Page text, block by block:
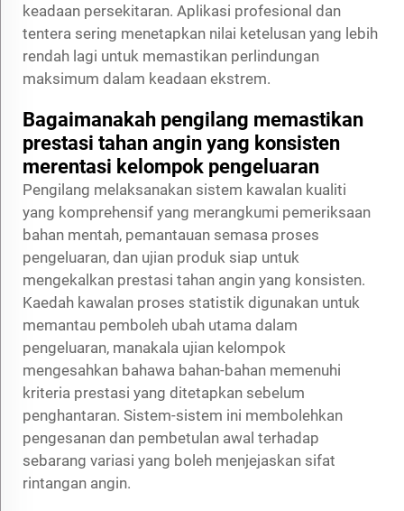
keadaan persekitaran. Aplikasi profesional dan
tentera sering menetapkan nilai ketelusan yang lebih
rendah lagi untuk memastikan perlindungan
maksimum dalam keadaan ekstrem.
Bagaimanakah pengilang memastikan
prestasi tahan angin yang konsisten
merentasi kelompok pengeluaran
Pengilang melaksanakan sistem kawalan kualiti
yang komprehensif yang merangkumi pemeriksaan
bahan mentah, pemantauan semasa proses
pengeluaran, dan ujian produk siap untuk
mengekalkan prestasi tahan angin yang konsisten.
Kaedah kawalan proses statistik digunakan untuk
memantau pemboleh ubah utama dalam
pengeluaran, manakala ujian kelompok
mengesahkan bahawa bahan-bahan memenuhi
kriteria prestasi yang ditetapkan sebelum
penghantaran. Sistem-sistem ini membolehkan
pengesanan dan pembetulan awal terhadap
sebarang variasi yang boleh menjejaskan sifat
rintangan angin.